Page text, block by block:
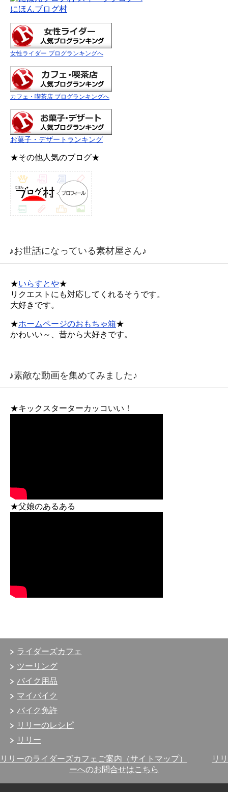
にほんブログ村
女性ライダー ブログランキングへ
カフェ・喫茶店 ブログランキングへ
お菓子・デザートランキング
★その他人気のブログ★
♪お世話になっている素材屋さん♪
★いらすとや★
リクエストにも対応してくれるそうです。
大好きです。
★ホームページのおもちゃ箱★
かわいい～、昔から大好きです。
♪素敵な動画を集めてみました♪
★キックスターターカッコいい！
★父娘のあるある
ライダーズカフェ
ツーリング
バイク用品
マイバイク
バイク免許
リリーのレシピ
リリー
リリーのライダーズカフェご案内（サイトマップ）
リリ
ーへのお問合せはこちら